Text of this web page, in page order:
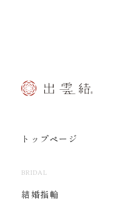
トップページ
BRIDAL
結婚指輪